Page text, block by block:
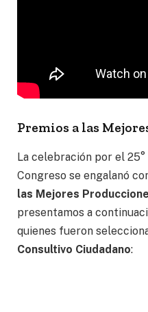
Premios a las
La celebración por el
Congreso se engalanó
las Mejores
presentamos a
quienes fueron
Consultivo Ciudadano: